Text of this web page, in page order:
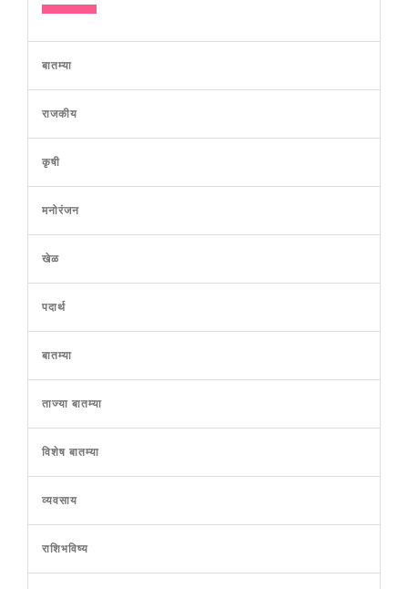
बातम्या
राजकीय
कृषी
मनोरंजन
खेळ
पदार्थ
बातम्या
ताज्या बातम्या
विशेष बातम्या
व्यवसाय
राशिभविष्य